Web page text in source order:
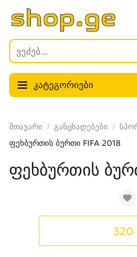
კატეგორიები
მთავარი განცხადებები
ფეხბურთის ბურთი FIFA 2018
ფეხბურთის
320